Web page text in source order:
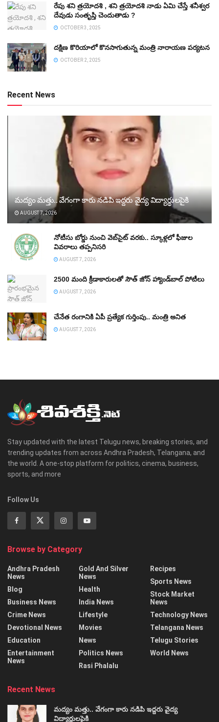
రేపు శని త్రయోదశి , శని త్రయోదశి నాడు ఏమి చేస్తే శనీశ్వర
దేవుడు సంతృప్తి చెందుతాడు ?
OCTOBER 3, 2025
దక్షిణ కొరియాలో కొనసాగుతున్న మంత్రి నారాయణ పర్యటన
OCTOBER 2, 2025
Recent News
మద్యం మత్తు.. వేగంగా కారు నడిపి ఇద్దరు వైద్య విద్యార్థులపైకి
AUGUST 7, 2026
నోటీసు బోర్డు నుంచి వెబ్‌సైట్‌ వరకు.. స్కూళ్లలో ఫీజుల
వివరాలు తప్పనిసరి
AUGUST 7, 2026
2500 మంది క్రీడాకారులతో సౌత్‌ జోన్‌ హ్యాండ్‌బాల్‌ పోటీలు
AUGUST 7, 2026
చేనేత రంగానికి ఏపీ ప్రత్యేక గుర్తింపు.. మంత్రి అనిత
AUGUST 7, 2026
Stay updated with the latest Telugu news, breaking stories, and
trending updates from across Andhra Pradesh, Telangana, and
the world. A one-stop platform for politics, cinema, business,
sports, and more
Follow Us
Browse by Category
Andhra Pradesh
News
Blog
Business News
Crime News
Devotional News
Education
Entertainment
News
Gold And Silver
News
Health
India News
Lifestyle
Movies
News
Politics News
Rasi Phalalu
Recipes
Sports News
Stock Market
News
Technology News
Telangana News
Telugu Stories
World News
Recent News
మద్యం మత్తు.. వేగంగా కారు నడిపి ఇద్దరు వైద్య
విద్యార్థులపైకి